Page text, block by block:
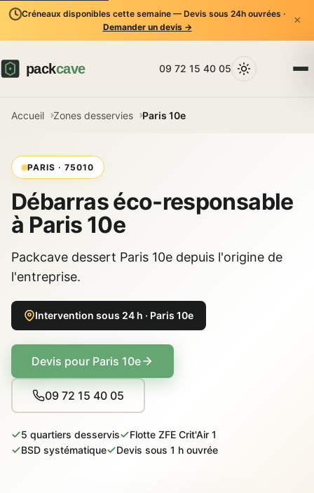
Créneaux disponibles cette semaine — Devis sous 24h ouvrées ·
Demander un devis →
×
09 72 15 40 05
Accueil Zones desservies Paris 10e
PARIS · 75010
Débarras éco-responsable
à Paris 10e
Packcave dessert Paris 10e depuis l'origine de
l'entreprise.
Intervention sous 24 h · Paris 10e
Devis pour Paris 10e
09 72 15 40 05
5 quartiers desservis
Flotte ZFE Crit'Air 1
BSD systématique
Devis sous 1 h ouvrée